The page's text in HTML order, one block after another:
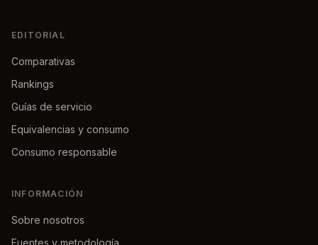
EDITORIAL
Comparativas
Rankings
Guías de servicio
Equivalencias y consumo
Consumo responsable
INFORMACIÓN
Sobre nosotros
Fuentes y metodología